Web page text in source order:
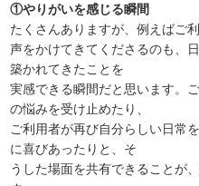
①やりがいを感じる瞬間
たくさんありますが、例えばご
声をかけてきてくださるのも、
築かれてきたことを
実感できる瞬間だと思います。
の悩みを受け止めたり、
ご利用者が再び自分らしい日常
に喜びあったりと、そ
うした場面を共有できることが